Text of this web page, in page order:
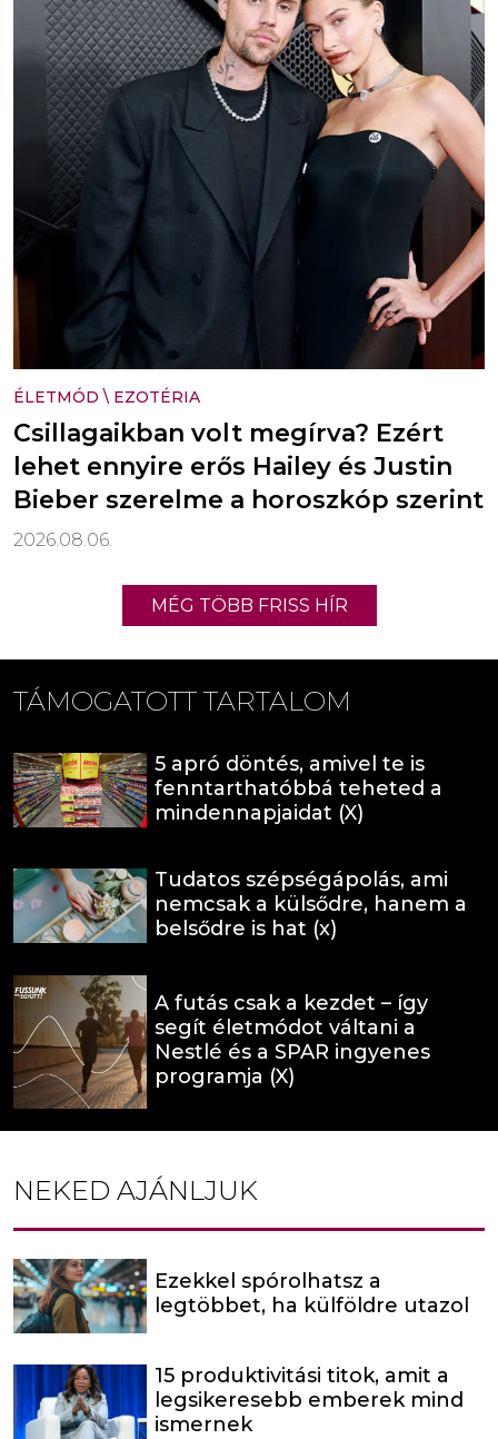
ÉLETMÓD \ EZOTÉRIA
Csillagaikban volt megírva? Ezért
lehet ennyire erős Hailey és Justin
Bieber szerelme a horoszkóp szerint
2026.08.06.
MÉG TÖBB FRISS HÍR
TÁMOGATOTT TARTALOM
5 apró döntés, amivel te is
fenntarthatóbbá teheted a
mindennapjaidat (X)
Tudatos szépségápolás, ami
nemcsak a külsődre, hanem a
belsődre is hat (x)
A futás csak a kezdet – így
segít életmódot váltani a
Nestlé és a SPAR ingyenes
programja (X)
NEKED AJÁNLJUK
Ezekkel spórolhatsz a
legtöbbet, ha külföldre utazol
15 produktivitási titok, amit a
legsikeresebb emberek mind
ismernek